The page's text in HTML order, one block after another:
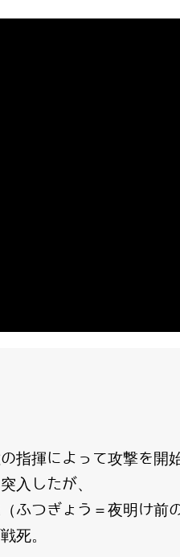
指揮によって攻撃を開
入したが、
ふつぎょう＝夜明け前
死。